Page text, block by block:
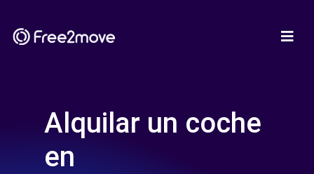
Alquilar un coche
en